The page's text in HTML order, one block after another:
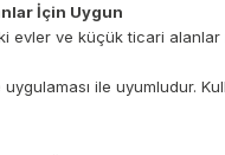
İçin Uygun
ve küçük ticari alanlar
ile uyumludur.